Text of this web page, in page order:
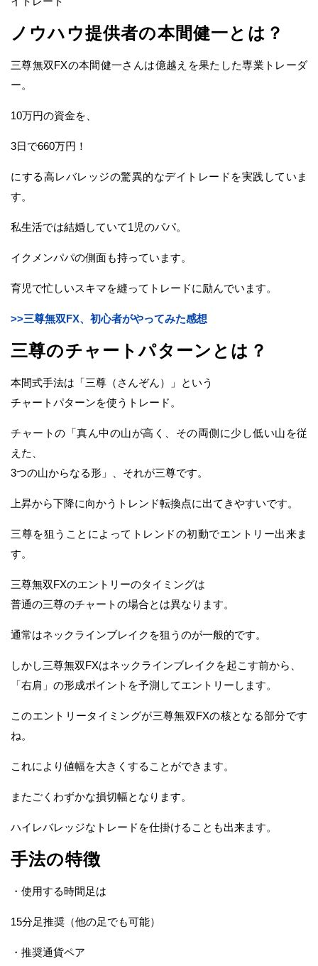
ノウハウ提供者の本間健一とは？
三尊無双FXの本間健一さんは億越えを果たした専業トレーダ
ー。
10万円の資金を、
3日で660万円！
にする高レバレッジの驚異的なデイトレードを実践していま
す。
私生活では結婚していて1児のパパ。
イクメンパパの側面も持っています。
育児で忙しいスキマを縫ってトレードに励んでいます。
>>三尊無双FX、初心者がやってみた感想
三尊のチャートパターンとは？
本間式手法は「三尊（さんぞん）」という
チャートパターンを使うトレード。
チャートの「真ん中の山が高く、その両側に少し低い山を従
えた、
3つの山からなる形」、それが三尊です。
上昇から下降に向かうトレンド転換点に出てきやすいです。
三尊を狙うことによってトレンドの初動でエントリー出来ま
す。
三尊無双FXのエントリーのタイミングは
普通の三尊のチャートの場合とは異なります。
通常はネックラインブレイクを狙うのが一般的です。
しかし三尊無双FXはネックラインブレイクを起こす前から、
「右肩」の形成ポイントを予測してエントリーします。
このエントリータイミングが三尊無双FXの核となる部分です
ね。
これにより値幅を大きくすることができます。
またごくわずかな損切幅となります。
ハイレバレッジなトレードを仕掛けることも出来ます。
手法の特徴
・使用する時間足は
15分足推奨（他の足でも可能）
・推奨通貨ペア